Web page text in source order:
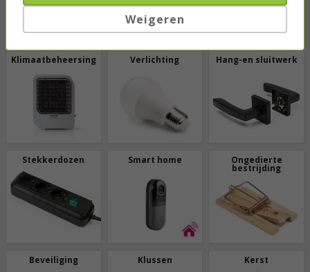
Bekijk allecategorieën
Klimaatbeheersing Verlichting Hang-en sluitwerk
Stekkerdozen Smart home Ongedierte
bestrijding
Beveiliging Klussen Kerst
Weigeren